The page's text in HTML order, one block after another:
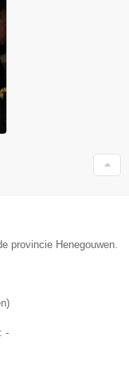
provincie Henegouwen.
)
-